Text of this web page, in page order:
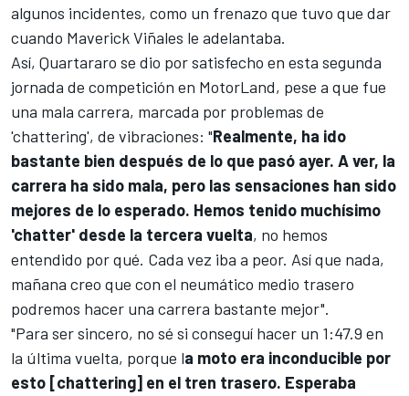
algunos incidentes, como un frenazo que tuvo que dar
cuando Maverick Viñales le adelantaba.
Así, Quartararo se dio por satisfecho en esta segunda
jornada de competición en MotorLand, pese a que fue
una mala carrera, marcada por problemas de
'chattering', de vibraciones: "Realmente, ha ido
bastante bien después de lo que pasó ayer. A ver, la
carrera ha sido mala, pero las sensaciones han sido
mejores de lo esperado. Hemos tenido muchísimo
'chatter' desde la tercera vuelta, no hemos
entendido por qué. Cada vez iba a peor. Así que nada,
mañana creo que con el neumático medio trasero
podremos hacer una carrera bastante mejor".
"Para ser sincero, no sé si conseguí hacer un 1:47.9 en
la última vuelta, porque la moto era inconducible por
esto [chattering] en el tren trasero. Esperaba